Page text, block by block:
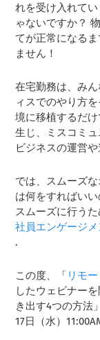
れを受け入れて
ゃないですか？
てが正常になる
ません！
在宅勤務は、み
ィスでのやり方
境に移植するだ
生じ、ミスコミ
ビジネスの運営
では、スムーズ
は何をすればい
スムーズに行う
社員エンゲージメ
.
この度、「 リモ
したウェビナー
き出す4つの方法
17日（水）